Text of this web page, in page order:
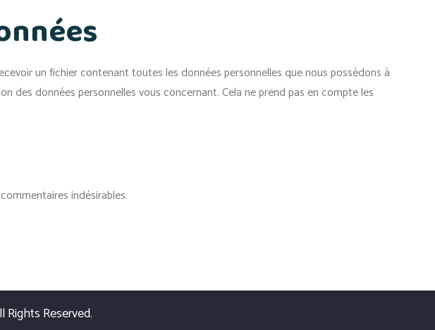
un fichier contenant toutes les données personnelles que nous possédons à
des données personnelles vous concernant. Cela ne prend pas en compte les
indésirables.
Rights Reserved.